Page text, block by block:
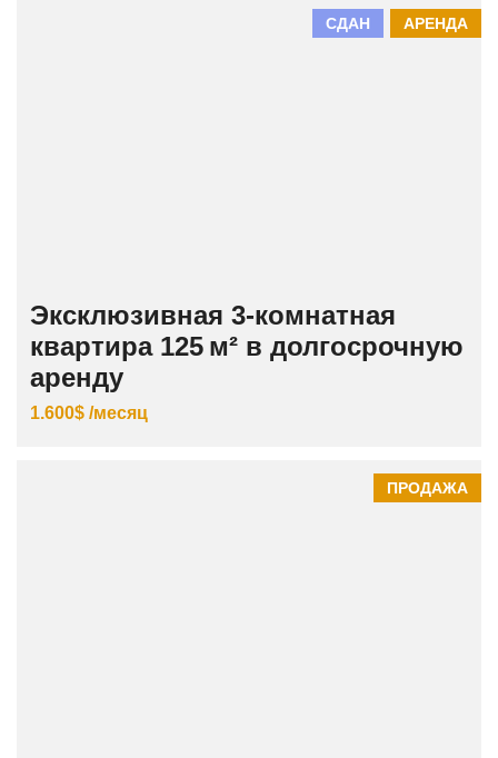
АРЕНДА
СДАН
Эксклюзивная 3‑комнатная
квартира 125 м² в долгосрочную
аренду
1.600$ /месяц
ПРОДАЖА